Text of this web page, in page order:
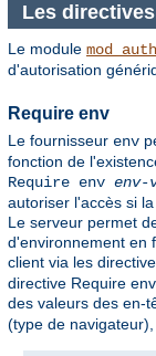
Les
Le module
d'autorisation
Require env
Le fournisseur env
fonction de
Require env env-
autoriser l'accès si
Le serveur permet
d'environnement en
client via les
directive Require
des valeurs des en-
(type de navigateur),